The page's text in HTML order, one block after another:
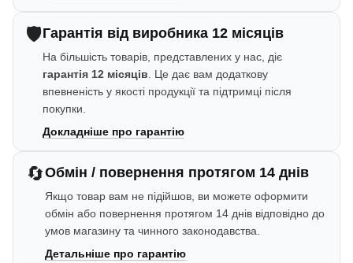
🛡️Гарантія від виробника 12 місяців
На більшість товарів, представлених у нас, діє
гарантія 12 місяців . Це дає вам додаткову
впевненість у якості продукції та підтримці після
покупки.
Докладніше про гарантію
🔄Обмін / повернення протягом 14 днів
Якщо товар вам не підійшов, ви можете оформити
обмін або повернення протягом 14 днів відповідно до
умов магазину та чинного законодавства.
Детальніше про гарантію